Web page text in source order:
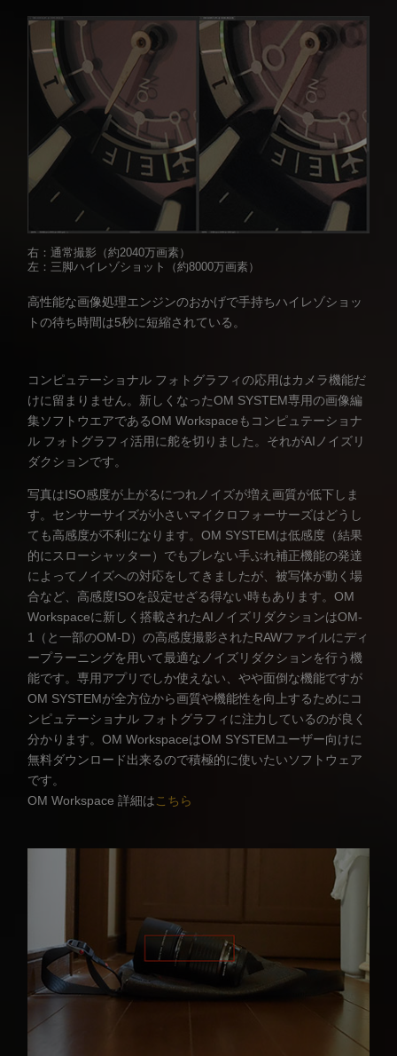
右：通常撮影（約2040万画素）
左：三脚ハイレゾショット（約8000万画素）
高性能な画像処理エンジンのおかげで手持ちハイレゾショッ
トの待ち時間は5秒に短縮されている。
コンピュテーショナル フォトグラフィの応用はカメラ機能だ
けに留まりません。新しくなったOM SYSTEM専用の画像編
集ソフトウエアであるOM Workspaceもコンピュテーショナ
ル フォトグラフィ活用に舵を切りました。それがAIノイズリ
ダクションです。
写真はISO感度が上がるにつれノイズが増え画質が低下しま
す。センサーサイズが小さいマイクロフォーサーズはどうし
ても高感度が不利になります。OM SYSTEMは低感度（結果
的にスローシャッター）でもブレない手ぶれ補正機能の発達
によってノイズへの対応をしてきましたが、被写体が動く場
合など、高感度ISOを設定せざる得ない時もあります。OM
Workspaceに新しく搭載されたAIノイズリダクションはOM-
1（と一部のOM-D）の高感度撮影されたRAWファイルにディ
ープラーニングを用いて最適なノイズリダクションを行う機
能です。専用アプリでしか使えない、やや面倒な機能ですが
OM SYSTEMが全方位から画質や機能性を向上するためにコ
ンピュテーショナル フォトグラフィに注力しているのが良く
分かります。OM WorkspaceはOM SYSTEMユーザー向けに
無料ダウンロード出来るので積極的に使いたいソフトウェア
です。
OM Workspace 詳細は こちら